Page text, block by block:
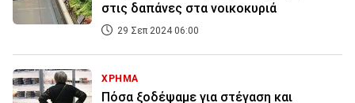
στις δαπάνες στα νοικοκυριά
29 Σεπ 2024 06:00
ΧΡΗΜΑ
Πόσα ξοδέψαμε για στέγαση και